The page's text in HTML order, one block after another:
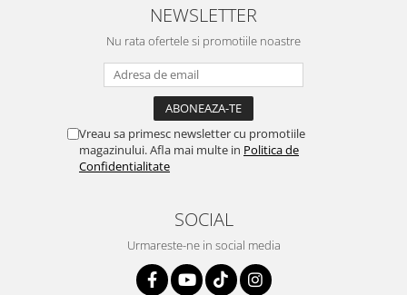
NEWSLETTER
Nu rata ofertele si promotiile noastre
Vreau sa primesc newsletter cu promotiile
magazinului. Afla mai multe in Politica de
Confidentialitate
SOCIAL
Urmareste-ne in social media